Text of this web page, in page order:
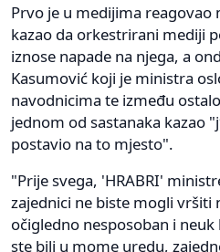
Prvo je u medijima reagovao
kazao da orkestrirani mediji
iznose napade na njega, a
Kasumović koji je ministra
navodnicima te između
jednom od sastanaka kazao
postavio na to mjesto".
"Prije svega, 'HRABRI'
zajednici ne biste mogli vršiti
očigledno nesposoban i neuk
ste bili u mome uredu,